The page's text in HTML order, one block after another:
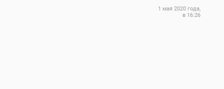
1 мая 2020 года,
в 16:26